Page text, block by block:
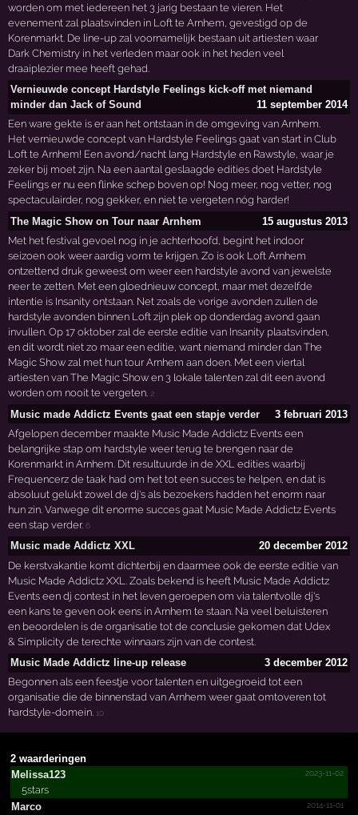
worden om met iedereen het 3 jarig bestaan te vieren. Het
evenement zal plaatsvinden in Loft te Arnhem, gevestigd op de
Korenmarkt. De line-up zal voornamelijk bestaan uit artiesten waar
Dark Chemistry in het verleden maar ook in het heden veel
draaiplezier mee heeft gehad.
Vernieuwde concept Hardstyle Feelings kick-off met niemand
minder dan Jack of Sound
11 september 2014
Een ware gekte is er aan het ontstaan in de omgeving van Arnhem.
Het vernieuwde concept van Hardstyle Feelings gaat van start in Club
Loft te Arnhem! Een avond/nacht lang Hardstyle en Rawstyle, waar je
zeker bij moet zijn. Na een aantal geslaagde edities doet Hardstyle
Feelings er nu een flinke schep boven op! Nog meer, nog vetter, nog
spectaculairder, nog gekker, en niet te vergeten nóg harder!
The Magic Show on Tour naar Arnhem
15 augustus 2013
Met het festival gevoel nog in je achterhoofd, begint het indoor
seizoen ook weer aardig vorm te krijgen. Zo is ook Loft Arnhem
ontzettend druk geweest om weer een hardstyle avond van jewelste
neer te zetten. Met een gloednieuw concept, maar met dezelfde
intentie is Insanity ontstaan. Net zoals de vorige avonden zullen de
hardstyle avonden binnen Loft zijn plek op donderdag avond gaan
invullen. Op 17 oktober zal de eerste editie van Insanity plaatsvinden,
en dit wordt niet zo maar een editie, want niemand minder dan The
Magic Show zal met hun tour Arnhem aan doen. Met een viertal
artiesten van The Magic Show en 3 lokale talenten zal dit een avond
worden om nooit te vergeten.2
Music made Addictz Events gaat een stapje verder
3 februari 2013
Afgelopen december maakte Music Made Addictz Events een
belangrijke stap om hardstyle weer terug te brengen naar de
Korenmarkt in Arnhem. Dit resultuurde in de XXL edities waarbij
Frequencerz de taak had om het tot een succes te helpen, en dat is
absoluut gelukt zowel de dj's als bezoekers hadden het enorm naar
hun zin. Vanwege dit enorme succes gaat Music Made Addictz Events
een stap verder.6
Music made Addictz XXL
20 december 2012
De kerstvakantie komt dichterbij en daarmee ook de eerste editie van
Music Made Addictz XXL. Zoals bekend is heeft Music Made Addictz
Events een dj contest in het leven geroepen om via talentvolle dj's
een kans te geven ook eens in Arnhem te staan. Na veel beluisteren
en beoordelen is de organisatie tot de conclusie gekomen dat Udex
& Simplicity de terechte winnaars zijn van de contest.
Music Made Addictz line-up release
3 december 2012
Begonnen als een feestje voor talenten en uitgegroeid tot een
organisatie die de binnenstad van Arnhem weer gaat omtoveren tot
hardstyle-domein.10
2 waarderingen
Melissa123
2023-11-02
5stars
Marco
2014-11-01